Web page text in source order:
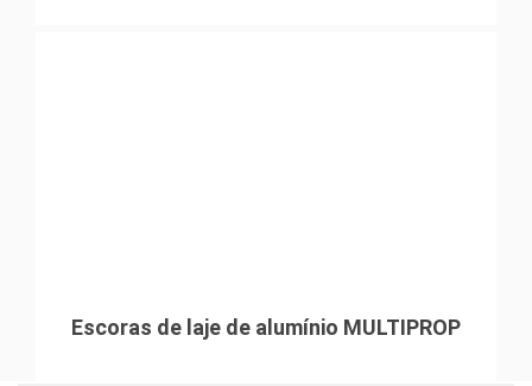
Escoras de laje de alumínio MULTIPROP